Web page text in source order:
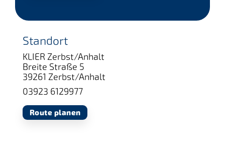
Standort
KLIER Zerbst/Anhalt
Breite Straße 5
39261 Zerbst/Anhalt
03923 6129977
Route planen